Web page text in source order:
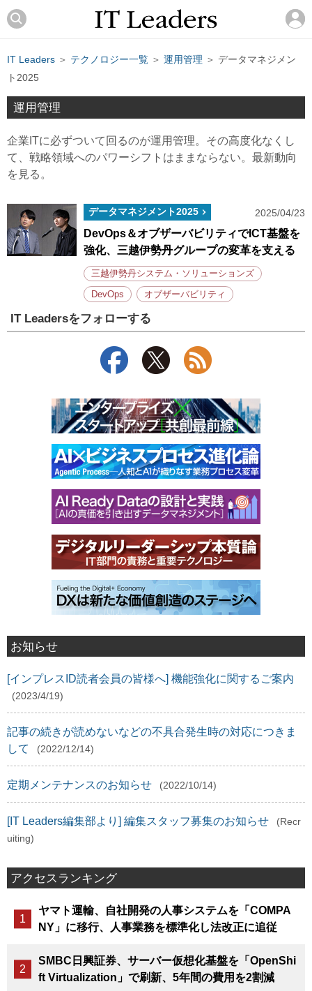
IT Leaders ＞ テクノロジー一覧 ＞ 運用管理 ＞ データマネジメン
ト2025
運用管理
企業ITに必ずついて回るのが運用管理。その高度化なくし
て、戦略領域へのパワーシフトはままならない。最新動向
を見る。
データマネジメント2025 2025/04/23
DevOps＆オブザーバビリティでICT基盤を
強化、三越伊勢丹グループの変革を支える
三越伊勢丹システム・ソリューションズ
DevOps オブザーバビリティ
IT Leadersをフォローする
お知らせ
[インプレスID読者会員の皆様へ] 機能強化に関するご案内
(2023/4/19)
記事の続きが読めないなどの不具合発生時の対応につきま
して
(2022/12/14)
定期メンテナンスのお知らせ (2022/10/14)
[IT Leaders編集部より] 編集スタッフ募集のお知らせ
(Recr
uiting)
アクセスランキング
ヤマト運輸、自社開発の人事システムを「COMPA
NY」に移行、人事業務を標準化し法改正に追従
SMBC日興証券、サーバー仮想化基盤を「OpenShi
ft Virtualization」で刷新、5年間の費用を2割減